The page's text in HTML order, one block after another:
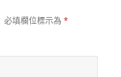
必填欄位標示為*